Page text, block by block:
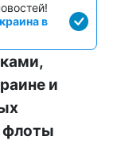
в
и
флоты